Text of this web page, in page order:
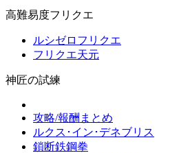
高難易度フリクエ
ルシゼロフリクエ
フリクエ天元
神匠の試練
攻略/報酬まとめ
ルクス･イン･デネブリス
鎖断鉄鋼拳